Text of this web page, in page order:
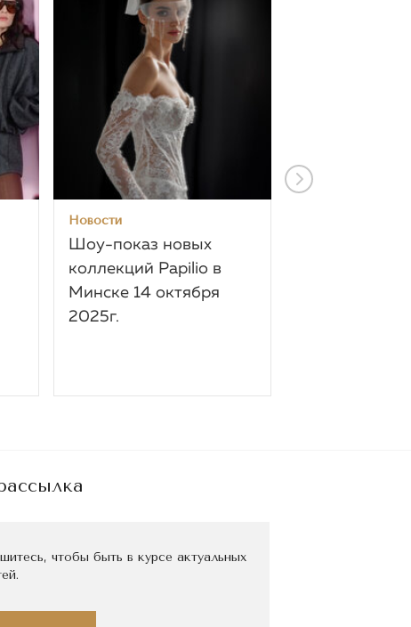
Новости
Шоу-показ новых
коллекций Papilio в
Минске 14 октября
2025г.
чтобы быть в курсе актуальных